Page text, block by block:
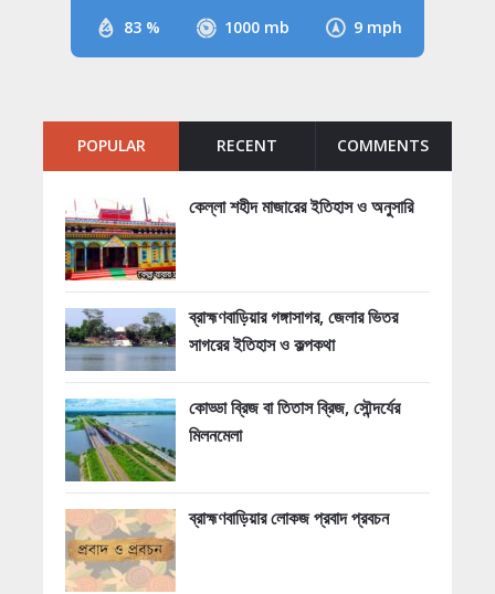
83 % 1000 mb 9 mph
POPULAR RECENT COMMENTS
কেল্লা শহীদ মাজারের ইতিহাস ও অনুসারি
ব্রাহ্মণবাড়িয়ার গঙ্গাসাগর, জেলার ভিতর
সাগরের ইতিহাস ও কল্পকথা
কোড্ডা ব্রিজ বা তিতাস ব্রিজ, সৌন্দর্যের
মিলনমেলা
ব্রাহ্মণবাড়িয়ার লোকজ প্রবাদ প্রবচন